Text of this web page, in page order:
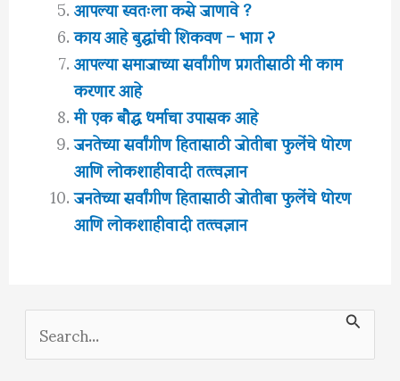
काय आहे बुद्धांची शिकवण – भाग २
आपल्या समाजाच्या सर्वांगीण प्रगतीसाठी मी काम
करणार आहे
मी एक बौद्ध धर्माचा उपासक आहे
जनतेच्या सर्वांगीण हितासाठी जोतीबा फुलेंचे धोरण
आणि लोकशाहीवादी तत्त्वज्ञान
जनतेच्या सर्वांगीण हितासाठी जोतीबा फुलेंचे धोरण
आणि लोकशाहीवादी तत्त्वज्ञान
S
e